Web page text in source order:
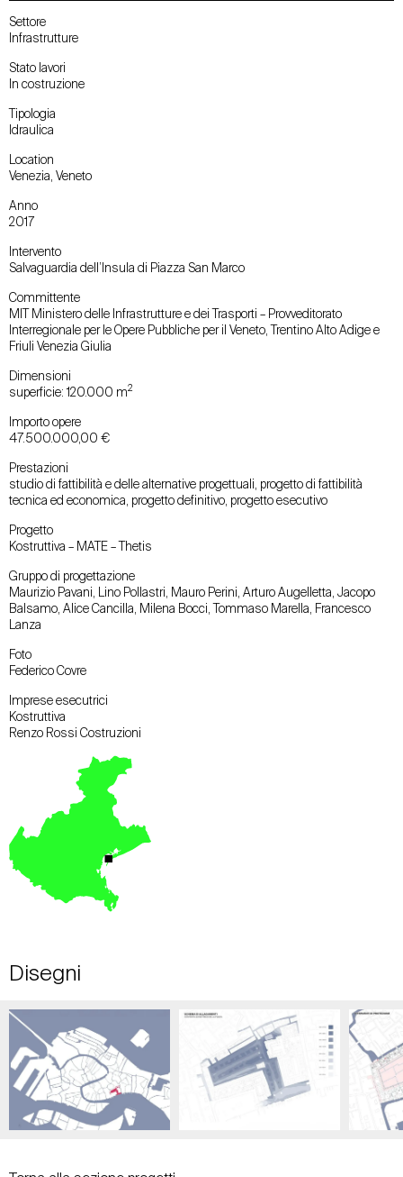
Settore
Infrastrutture
Stato lavori
In costruzione
Tipologia
Idraulica
Location
Venezia, Veneto
Anno
2017
Intervento
Salvaguardia dell’Insula di Piazza San Marco
Committente
MIT Ministero delle Infrastrutture e dei Trasporti – Provveditorato
Interregionale per le Opere Pubbliche per il Veneto, Trentino Alto Adige e
Friuli Venezia Giulia
Dimensioni
superficie: 120.000 m2
Importo opere
47.500.000,00 €
Prestazioni
studio di fattibilità e delle alternative progettuali, progetto di fattibilità
tecnica ed economica, progetto definitivo, progetto esecutivo
Progetto
Kostruttiva – MATE – Thetis
Gruppo di progettazione
Maurizio Pavani, Lino Pollastri, Mauro Perini, Arturo Augelletta, Jacopo
Balsamo, Alice Cancilla, Milena Bocci, Tommaso Marella, Francesco
Lanza
Foto
Federico Covre
Imprese esecutrici
Kostruttiva
Renzo Rossi Costruzioni
Disegni